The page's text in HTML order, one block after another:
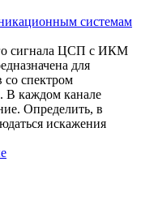
системам
сигнала ЦСП с ИКМ
для
спектром
В каждом канале
Определить, в
искажения